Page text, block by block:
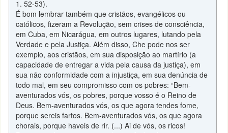
1. 52-53).
É bom lembrar também que cristãos, evangélicos ou
católicos, fizeram a Revolução, sem crises de consciência,
em Cuba, em Nicarágua, em outros lugares, lutando pela
Verdade e pela Justiça. Além disso, Che pode nos ser
exemplo, aos cristãos, em sua disposição ao martírio (a
capacidade de entregar a vida pela causa da justiça), em
sua não conformidade com a injustiça, em sua denúncia de
todo mal, em seu compromisso com os pobres: “Bem-
aventurados vós, os pobres, porque vosso é o Reino de
Deus. Bem-aventurados vós, os que agora tendes fome,
porque sereis fartos. Bem-aventurados vós, os que agora
chorais, porque haveis de rir. (...) Ai de vós, os ricos!